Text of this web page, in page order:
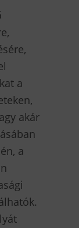
a
akár
a